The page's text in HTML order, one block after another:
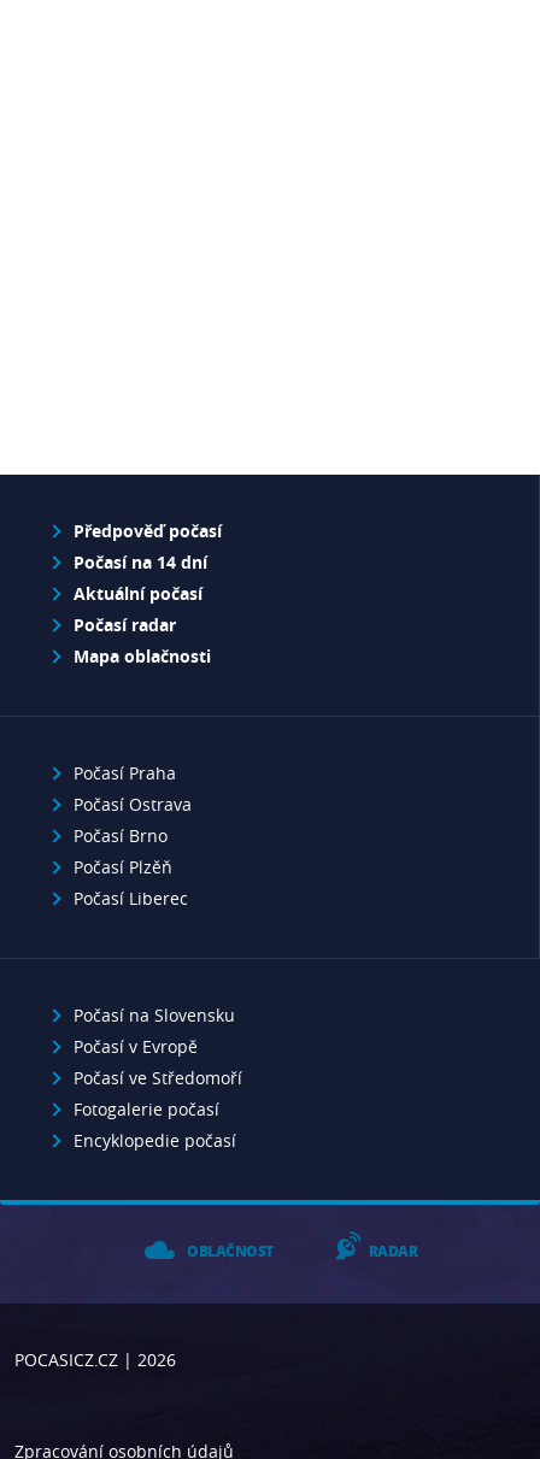
Předpověď počasí
Počasí na 14 dní
Aktuální počasí
Počasí radar
Mapa oblačnosti
Počasí Praha
Počasí Ostrava
Počasí Brno
Počasí Plzěň
Počasí Liberec
Počasí na Slovensku
Počasí v Evropě
Počasí ve Středomoří
Fotogalerie počasí
Encyklopedie počasí
OBLAČNOST RADAR
POCASICZ.CZ| 2026
Zpracování osobních údajů